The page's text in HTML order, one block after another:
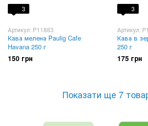
3
Артикул: P11883
Кава мелена Paulig Cafe
Havana 250 г
150 грн
3
Артикул:
Кава в
250 г
175 грн
Показати ще 7